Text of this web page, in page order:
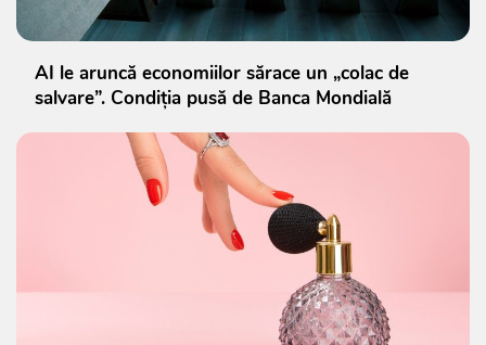
AI le aruncă economiilor sărace un „colac de
salvare”. Condiția pusă de Banca Mondială